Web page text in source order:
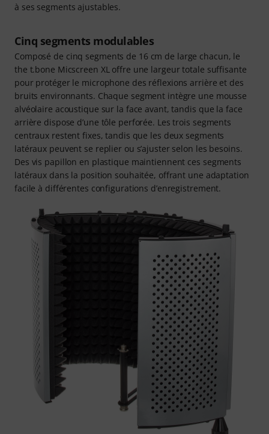
à ses segments ajustables.
Cinq segments modulables
Composé de cinq segments de 16 cm de large chacun, le
the t.bone Micscreen XL offre une largeur totale suffisante
pour protéger le microphone des réflexions arrière et des
bruits environnants. Chaque segment intègre une mousse
alvéolaire acoustique sur la face avant, tandis que la face
arrière dispose d’une tôle perforée. Les trois segments
centraux restent fixes, tandis que les deux segments
latéraux peuvent se replier ou s’ajuster selon les besoins.
Des vis papillon en plastique maintiennent ces segments
latéraux dans la position souhaitée, offrant une adaptation
facile à différentes configurations d’enregistrement.